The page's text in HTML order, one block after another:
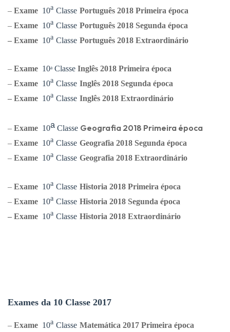
– Exame 10ᵃ Classe Português 2018 Primeira época
– Exame 10ᵃ Classe Português 2018 Segunda época
– Exame 10ᵃ Classe Português 2018 Extraordinário
– Exame 10ᵃ Classe Inglês 2018 Primeira época
– Exame 10ᵃ Classe Inglês 2018 Segunda época
– Exame 10ᵃ Classe Inglês 2018 Extraordinário
– Exame 10ᵃ Classe Geografia 2018 Primeira época
– Exame 10ᵃ Classe Geografia 2018 Segunda época
– Exame 10ᵃ Classe Geografia 2018 Extraordinário
– Exame 10ᵃ Classe Historia 2018 Primeira época
– Exame 10ᵃ Classe Historia 2018 Segunda época
– Exame 10ᵃ Classe Historia 2018 Extraordinário
Exames da 10 Classe 2017
– Exame 10ᵃ Classe Matemática 2017 Primeira época